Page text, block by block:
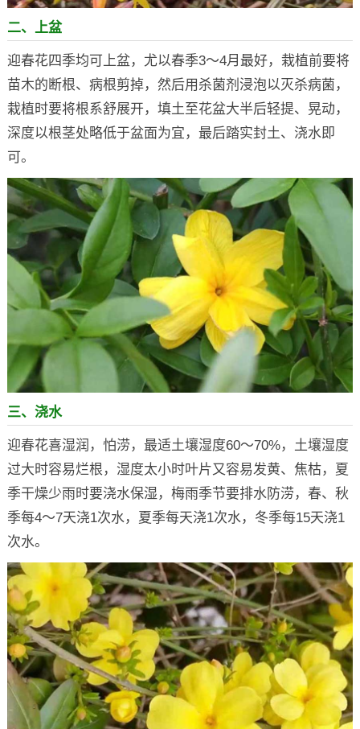
二、上盆
迎春花四季均可上盆，尤以春季3～4月最好，栽植前要将
苗木的断根、病根剪掉，然后用杀菌剂浸泡以灭杀病菌，
栽植时要将根系舒展开，填土至花盆大半后轻提、晃动，
深度以根茎处略低于盆面为宜，最后踏实封土、浇水即
可。
三、浇水
迎春花喜湿润，怕涝，最适土壤湿度60～70%，土壤湿度
过大时容易烂根，湿度太小时叶片又容易发黄、焦枯，夏
季干燥少雨时要浇水保湿，梅雨季节要排水防涝，春、秋
季每4～7天浇1次水，夏季每天浇1次水，冬季每15天浇1
次水。